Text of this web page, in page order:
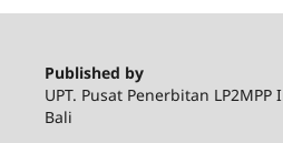
Published by
UPT. Pusat Penerbitan
Bali